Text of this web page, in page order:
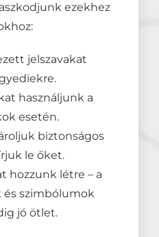
ezekhez
jelszavakat
használjunk a
esetén.
biztonságos
le őket.
hozzunk létre – a
és szimbólumok
jó ötlet.